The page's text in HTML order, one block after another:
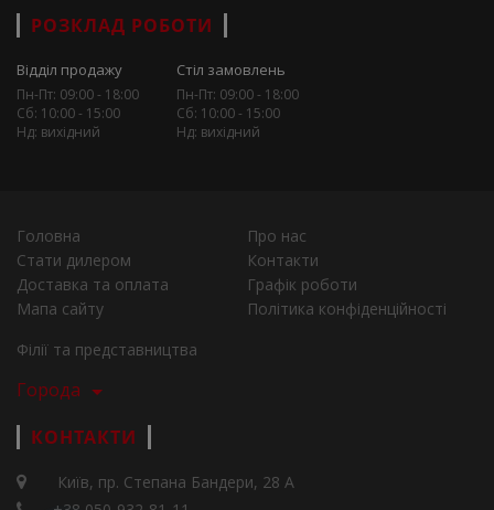
РОЗКЛАД РОБОТИ
Відділ продажу
Пн-Пт: 09:00 - 18:00
Сб: 10:00 - 15:00
Нд: вихідний
Стіл замовлень
Пн-Пт: 09:00 - 18:00
Сб: 10:00 - 15:00
Нд: вихідний
Головна
Про нас
Стати дилером
Контакти
Доставка та оплата
Графік роботи
Мапа сайту
Політика конфіденційності
Філії та представництва
Города
КОНТАКТИ
Київ, пр. Степана Бандери, 28 А